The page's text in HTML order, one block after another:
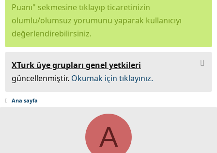
Puanı" sekmesine tıklayıp ticaretinizin
olumlu/olumsuz yorumunu yaparak kullanıcıyı
değerlendirebilirsiniz.
XTurk üye grupları genel yetkileri
güncellenmiştir. Okumak için tıklayınız.
Ana sayfa
A